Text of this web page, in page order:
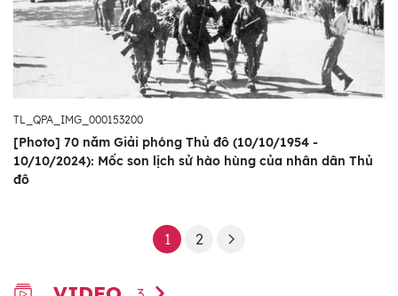
TL_QPA_IMG_000153200
[Photo] 70 năm Giải phóng Thủ đô (10/10/1954 -
10/10/2024): Mốc son lịch sử hào hùng của nhân dân Thủ
đô
1 2